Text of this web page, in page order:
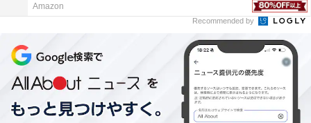
Amazon
Recommended by